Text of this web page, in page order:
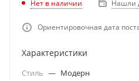
Нет в наличии Нашли
Ориентировочная дата
Характеристики
Стиль — Модерн